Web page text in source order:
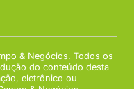
& Negócios. Todos os
do conteúdo desta
eletrônico ou